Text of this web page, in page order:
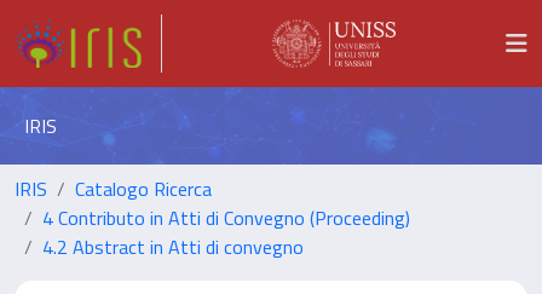
IRIS
IRIS
Catalogo Ricerca
4 Contributo in Atti di Convegno (Proceeding)
4.2 Abstract in Atti di convegno